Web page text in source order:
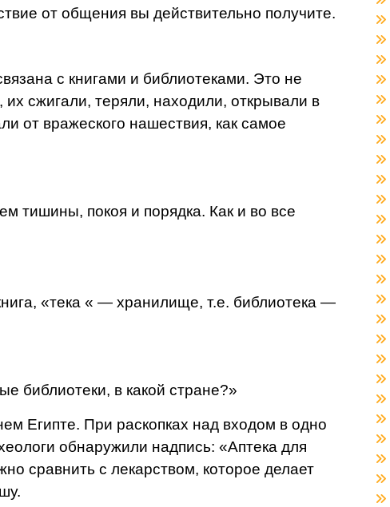
от общения вы действительно получите.
с книгами и библиотеками. Это не
сжигали, теряли, находили, открывали в
от вражеского нашествия, как са­мое
ти­шины, покоя и порядка. Как и во все
«тека « — хра­нилище, т.е. библиотека —
библиотеки, в какой стране?»
Египте. При раскопках над входом в одно
обнаружили надпись: «Аптека для
сравнить с лекарством, которое делает